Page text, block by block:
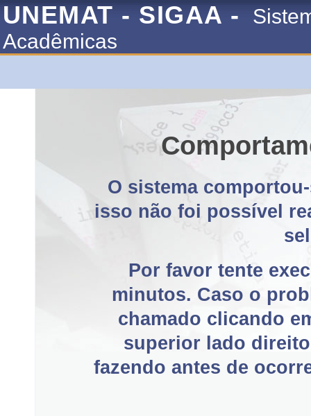
UNEMAT - SIGAA -
Acadêmicas
O sistema
isso não foi possível
Por favor tente
minutos. Caso o
chamado clicando
superior lado
fazendo antes de